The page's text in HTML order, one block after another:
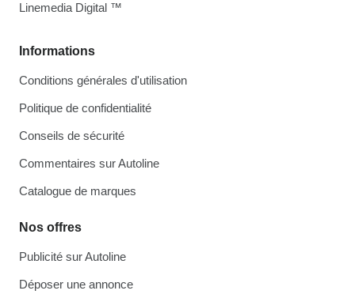
Informations
Conditions générales d'utilisation
Politique de confidentialité
Conseils de sécurité
Commentaires sur Autoline
Catalogue de marques
Nos offres
Publicité sur Autoline
Déposer une annonce
Linemedia Digital ™